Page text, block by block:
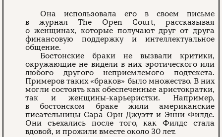
Она использовала его в своем письме
в журнал The Open Court, рассказывая
о женщинах, которые получают друг от друга
финансовую поддержку и интеллектуальное
общение.
Бостонские браки не вызвали критики,
окружающие не видели в них эротического или
любого другого неприемлемого подтекста.
Примеров таких «браков» было множество. В них
могли состоять как обеспеченные аристократки,
так и женщины-карьеристки. Например,
в бостонском браке жили американские
писательницы Сара Орн Джуэтт и Энни Филдс.
Они съехались после того, как Филдс стала
вдовой, и прожили вместе около 30 лет.